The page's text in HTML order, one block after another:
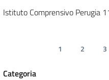
Istituto Comprensivo Perugia
1 2 3
Categoria